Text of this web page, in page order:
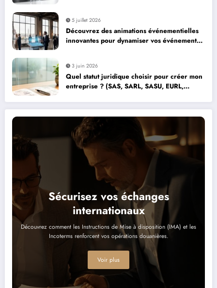
5 juillet 2026
Découvrez des animations événementielles
innovantes pour dynamiser vos événements
3 juin 2026
Quel statut juridique choisir pour créer mon
entreprise ? (SAS, SARL, SASU, EURL,
Sécurisez vos échanges
internationaux
Découvrez comment les Instructions de Mise à disposition (IMA) et les
Incoterms renforcent vos opérations douanières.
Voir plus